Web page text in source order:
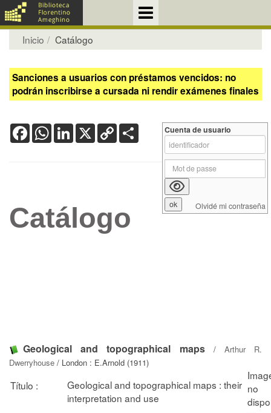
Inicio Catálogo
Sanciones a usuarios con préstamos vencidos: no
podrán inscribirse a cursada ni rendir exámenes finales
FacebookWhatsApp
LinkedIn
X Copy
Link
Catálogo
Geological and topographical maps/ Arthur R.
Dwerryhouse / London : E.Arnold (1911)
Título :
Geological and topographical maps : their
interpretation and use
Cuenta de usuario
Olvidé mi contraseña